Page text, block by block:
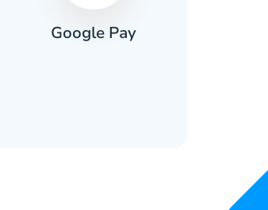
Google Pay